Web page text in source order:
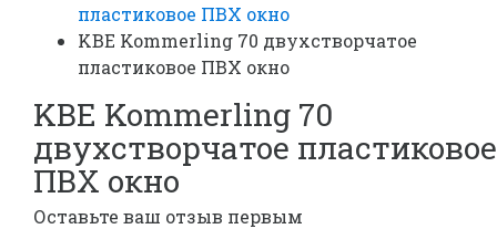
пластиковое ПВХ окно
KBE Kommerling 70 двухстворчатое
пластиковое ПВХ окно
KBE Kommerling 70
двухстворчатое пластиковое
ПВХ окно
Оставьте ваш отзыв первым